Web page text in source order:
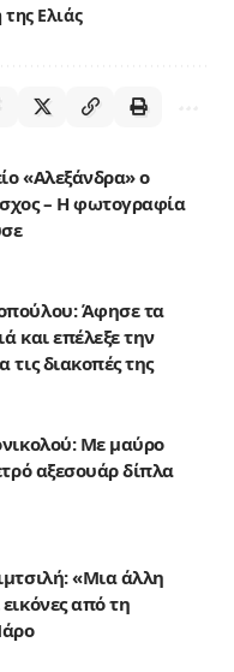
της Ελιάς
«Αλεξάνδρα» ο
– Η φωτογραφία
Άφησε τα
και επέλεξε την
τις διακοπές της
Με μαύρο
αξεσουάρ δίπλα
«Μια άλλη
από τη